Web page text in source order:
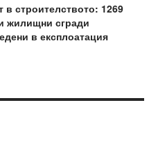
в строителството: 1269
жилищни сгради
в експлоатация